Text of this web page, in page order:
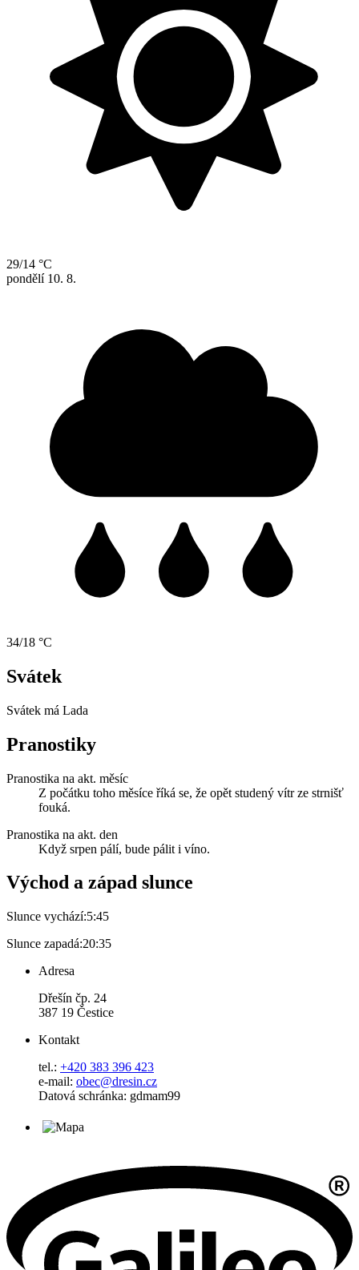
29/14 °C
pondělí 10. 8.
34/18 °C
Svátek
Svátek má Lada
Pranostiky
Pranostika na akt. měsíc
Z počátku toho měsíce říká se, že opět studený vítr ze strnišť
fouká.
Pranostika na akt. den
Když srpen pálí, bude pálit i víno.
Východ a západ slunce
Slunce vychází:5:45
Slunce zapadá:20:35
Adresa
Dřešín čp. 24
387 19 Čestice
Kontakt
tel.: +420 383 396 423
e-mail: obec@dresin.cz
Datová schránka: gdmam99